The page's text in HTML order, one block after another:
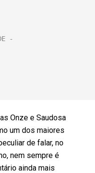
Onze e Saudosa
um dos maiores
de falar, no
nem sempre é
ainda mais